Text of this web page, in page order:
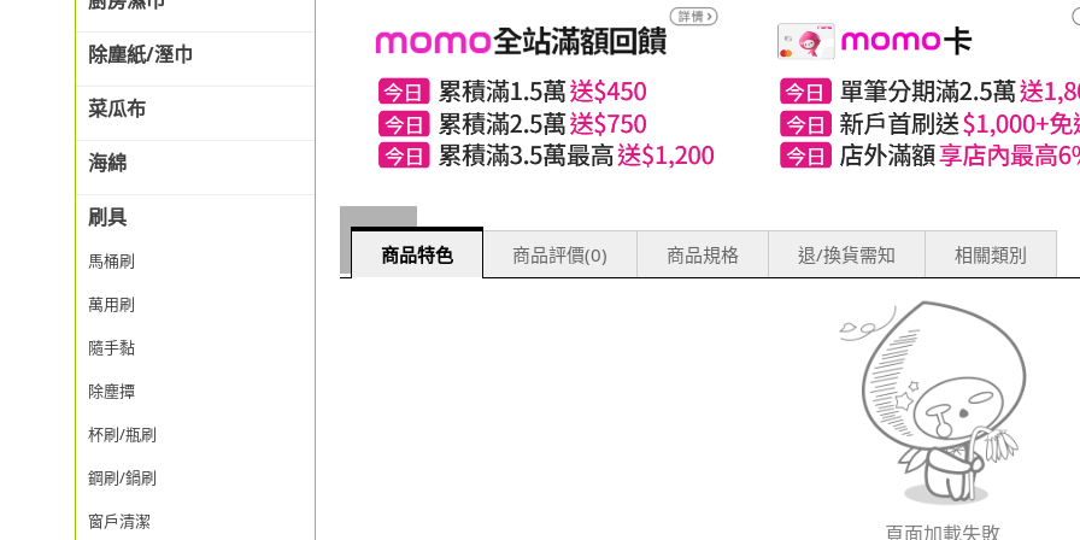
除塵紙/溼巾
菜瓜布
海綿
刷具
馬桶刷
萬用刷
隨手黏
除塵撢
杯刷/瓶刷
鋼刷/鍋刷
窗戶清潔
商品特色 商品評價(0) 商品規格 退/換貨需知 相關類別
頁面加載失敗